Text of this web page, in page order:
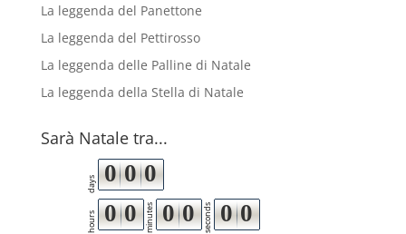
La leggenda del Panettone
La leggenda del Pettirosso
La leggenda delle Palline di Natale
La leggenda della Stella di Natale
Sarà Natale tra...
days 0 0 0
hours 0 0 minutes 0 0 seconds 0 0